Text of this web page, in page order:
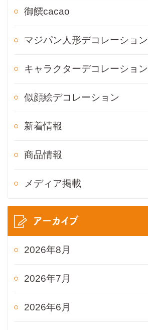
御饌cacao
マジパン人形デコレーション
キャラクターデコレーション
似顔絵デコレーション
新着情報
商品情報
メディア掲載
アーカイブ
2026年8月
2026年7月
2026年6月